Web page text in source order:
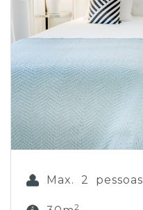
Max. 2 pessoas
2